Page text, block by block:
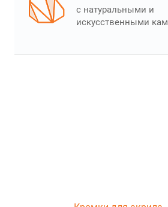
с натуральными и
искусственными